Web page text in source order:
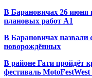
В Барановичах 26 июня
плановых работ A1
В Барановичах
новорождённых
В районе Гати пройдёт
фестиваль MotoFestWest